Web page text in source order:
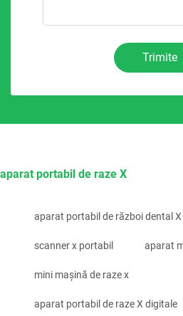
Trimite
aparat portabil de raze X
aparat portabil de război dental X
scanner x portabil aparat
mini mașină de raze x
aparat portabil de raze X digitale